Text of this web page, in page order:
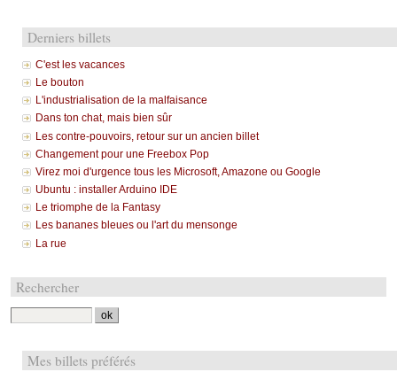
Derniers billets
C'est les vacances
Le bouton
L'industrialisation de la malfaisance
Dans ton chat, mais bien sûr
Les contre-pouvoirs, retour sur un ancien billet
Changement pour une Freebox Pop
Virez moi d'urgence tous les Microsoft, Amazone ou Google
Ubuntu : installer Arduino IDE
Le triomphe de la Fantasy
Les bananes bleues ou l'art du mensonge
La rue
Rechercher
Mes billets préférés